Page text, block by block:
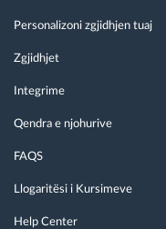
Personalizoni zgjidhjen tuaj
Zgjidhjet
Integrime
Qendra e njohurive
FAQS
Llogaritësi i Kursimeve
Help Center